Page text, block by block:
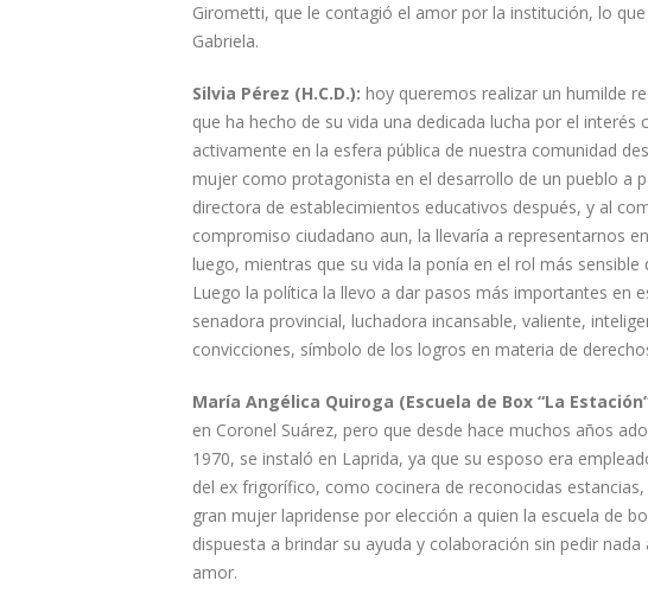
Girometti, que le contagió el amor por la institución, lo
Gabriela.
Silvia Pérez (H.C.D.): hoy queremos realizar un humilde
que ha hecho de su vida una dedicada lucha por el
activamente en la esfera pública de nuestra comunidad
mujer como protagonista en el desarrollo de un pueblo a
directora de establecimientos educativos después, y al
compromiso ciudadano aun, la llevaría a representarnos
luego, mientras que su vida la ponía en el rol más
Luego la política la llevo a dar pasos más importantes en
senadora provincial, luchadora incansable, valiente,
convicciones, símbolo de los logros en materia de
María Angélica Quiroga (Escuela de Box “La
en Coronel Suárez, pero que desde hace muchos años
1970, se instaló en Laprida, ya que su esposo era
del ex frigorífico, como cocinera de reconocidas
gran mujer lapridense por elección a quien la escuela de
dispuesta a brindar su ayuda y colaboración sin pedir
amor.